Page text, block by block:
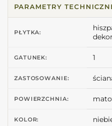
PARAMETRY
PŁYTKA:
GATUNEK: 1
ZASTOSOWANIE:
POWIERZCHNIA:
KOLOR: